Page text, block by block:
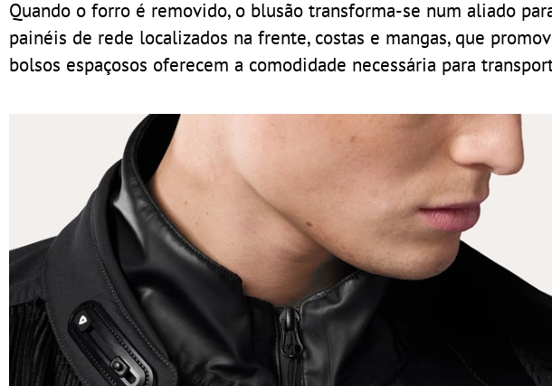
Quando o forro é removido, o blusão transforma-se num aliado
painéis de rede localizados na frente, costas e mangas, que
bolsos espaçosos oferecem a comodidade necessária para